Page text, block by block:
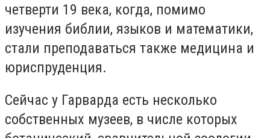
четверти 19 века, когда, помимо
изучения библии, языков и математики,
стали преподаваться также медицина и
юриспруденция.
Сейчас у Гарварда есть несколько
собственных музеев, в числе которых